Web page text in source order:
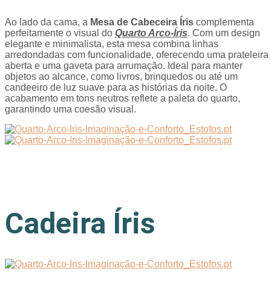
Ao lado da cama, a Mesa de Cabeceira Íris complementa
perfeitamente o visual do Quarto Arco-Íris. Com um design
elegante e minimalista, esta mesa combina linhas
arredondadas com funcionalidade, oferecendo uma prateleira
aberta e uma gaveta para arrumação. Ideal para manter
objetos ao alcance, como livros, brinquedos ou até um
candeeiro de luz suave para as histórias da noite. O
acabamento em tons neutros reflete a paleta do quarto,
garantindo uma coesão visual.
Cadeira Íris